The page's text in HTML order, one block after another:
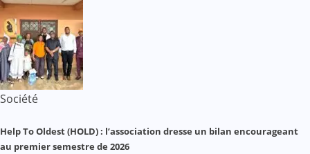
Société
Help To Oldest (HOLD) : l’association dresse un bilan encourageant
au premier semestre de 2026